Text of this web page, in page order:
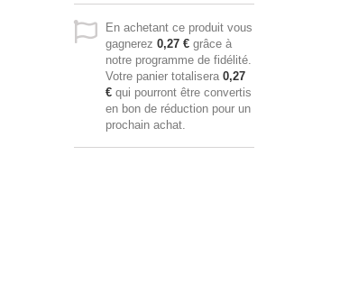
En achetant ce produit vous
gagnerez 0,27 € grâce à
notre programme de fidélité.
Votre panier totalisera 0,27
€ qui pourront être convertis
en bon de réduction pour un
prochain achat.